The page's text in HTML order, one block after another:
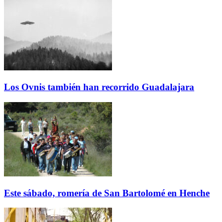
Los Ovnis también han recorrido Guadalajara
Este sábado, romería de San Bartolomé en Henche